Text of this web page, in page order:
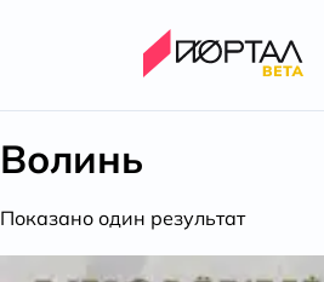
Волинь
Показано один результат